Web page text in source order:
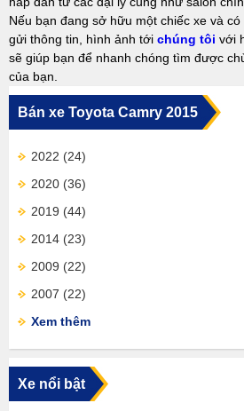
Nếu bạn đang sở hữu một chiếc xe và
gửi thông tin, hình ảnh tới chúng tôi với
sẽ giúp bạn để nhanh chóng tìm được
của bạn.
Bán xe Toyota Camry 2015
2022 (24)
2020 (36)
2019 (44)
2014 (23)
2009 (22)
2007 (22)
Xem thêm
Xe nổi bật